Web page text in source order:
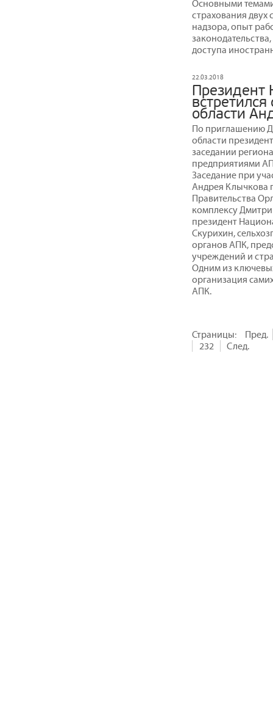
Основными
страхования двух
надзора, опыт
доступа
22.03.2018
области
По приглашению
области
заседании
предприятиями
Заседание при
Андрея Клычкова
Правительства
комплексу
президент
Скурихин,
органов АПК,
учреждений и
Одним из
организация
АПК.
Страницы:
Пред.
232
След.